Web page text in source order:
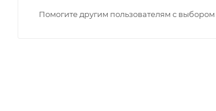
Помогите другим пользователям с